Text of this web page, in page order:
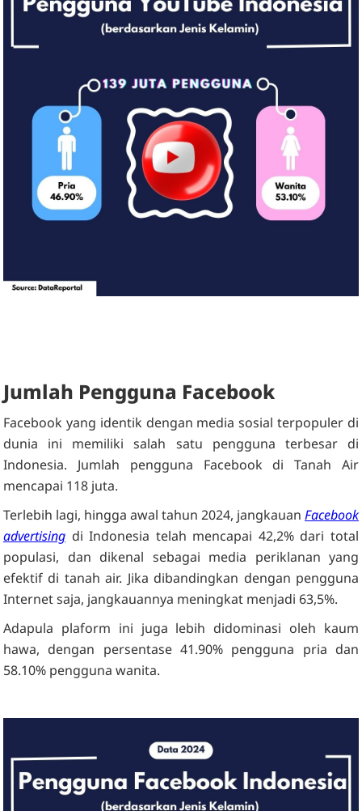
Jumlah Pengguna Facebook
Facebook yang identik dengan media sosial terpopuler di
dunia ini memiliki salah satu pengguna terbesar di
Indonesia. Jumlah pengguna Facebook di Tanah Air
mencapai 118 juta.
Terlebih lagi, hingga awal tahun 2024, jangkauan Facebook
advertising di Indonesia telah mencapai 42,2% dari total
populasi, dan dikenal sebagai media periklanan yang
efektif di tanah air. Jika dibandingkan dengan pengguna
Internet saja, jangkauannya meningkat menjadi 63,5%.
Adapula plaform ini juga lebih didominasi oleh kaum
hawa, dengan persentase 41.90% pengguna pria dan
58.10% pengguna wanita.